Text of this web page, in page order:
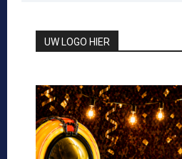
UW LOGO HIER